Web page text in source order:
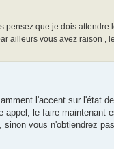
pensez que je dois
ailleurs vous avez raison ,
l'accent sur l'état
le faire maintenant
vous n'obtiendrez